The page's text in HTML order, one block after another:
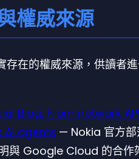
權威來源
存在的權威來源，供讀者
Blog: From network
AI agents — Nokia 官方部
與 Google Cloud 的合作